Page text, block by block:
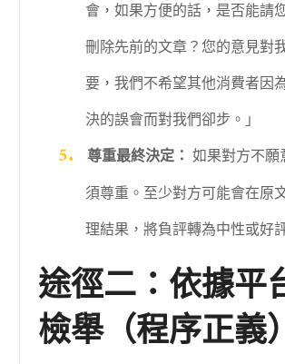
會，如果方便的話，是否能請
刪除先前的文章？您的意見對
要，我們不希望其他消費者因
決的誤會而對我們卻步。」
尊重最終決定： 如果對方不願
須尊重。至少對方可能會在原
理結果，將負評轉為中性或好
途徑二：依據平
檢舉（程序正義）